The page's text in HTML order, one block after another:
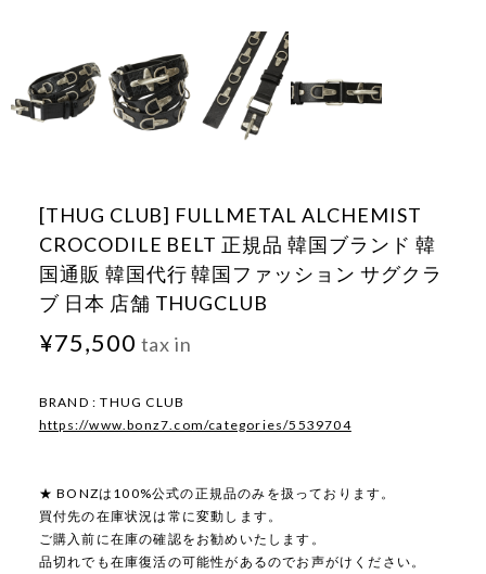
[THUG CLUB] FULLMETAL ALCHEMIST
CROCODILE BELT 正規品 韓国ブランド 韓
国通販 韓国代行 韓国ファッション サグクラ
ブ 日本 店舗 THUGCLUB
¥75,500 tax in
BRAND : THUG CLUB
https://www.bonz7.com/categories/5539704
★ BONZは100%公式の正規品のみを扱っております。
買付先の在庫状況は常に変動します。
ご購入前に在庫の確認をお勧めいたします。
品切れでも在庫復活の可能性があるのでお声がけください。